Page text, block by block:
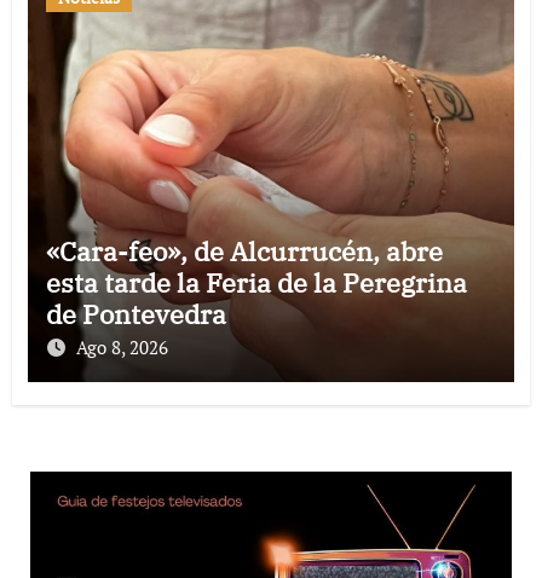
«Cara-feo», de Alcurrucén, abre
esta tarde la Feria de la Peregrina
de Pontevedra
Ago 8, 2026